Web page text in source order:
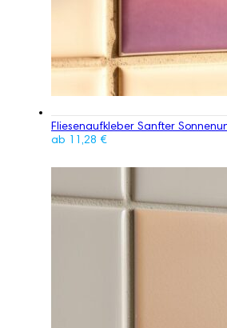
Fliesenaufkleber Sanfter
ab 11,28 €